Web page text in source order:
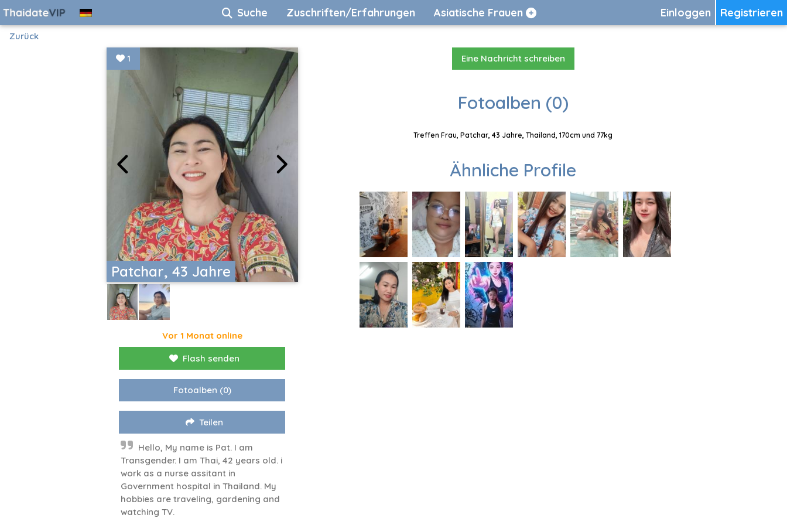
Registrieren
Einloggen
Suche Zuschriften/Erfahrungen Asiatische Frauen
Zurück
Patchar, 43 Jahre
1
Vor 1 Monat online
Flash senden
Fotoalben (0)
Teilen
Hello, My name is Pat. I am
Transgender. I am Thai, 42 years old. i
work as a nurse assitant in
Government hospital in Thailand. My
hobbies are traveling, gardening and
watching TV.
Eine Nachricht schreiben
Fotoalben (0)
Treffen Frau, Patchar, 43 Jahre, Thailand, 170cm und 77kg
Ähnliche Profile